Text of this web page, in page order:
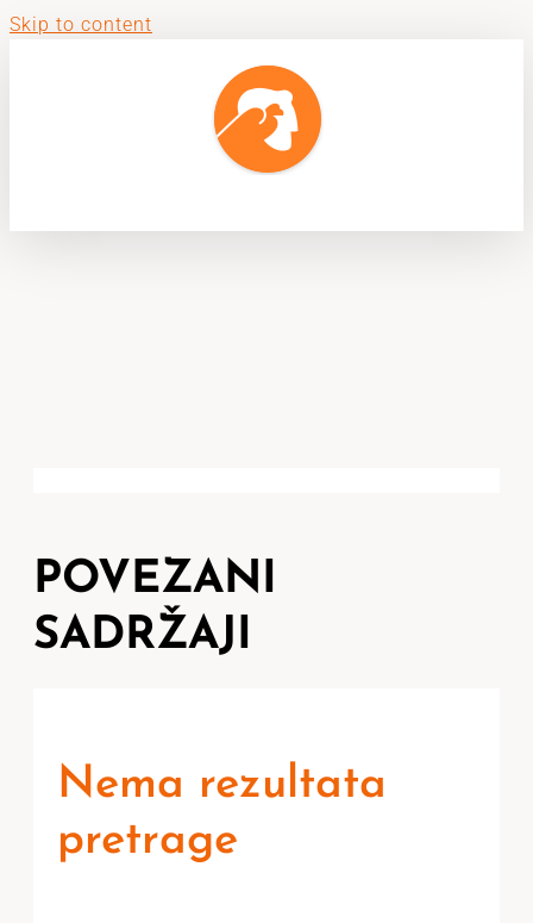
Skip to content
POVEZANI
SADRŽAJI
Nema rezultata
pretrage